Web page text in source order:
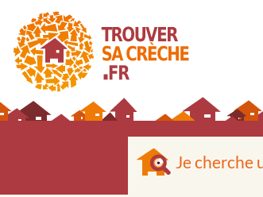
Je cherche